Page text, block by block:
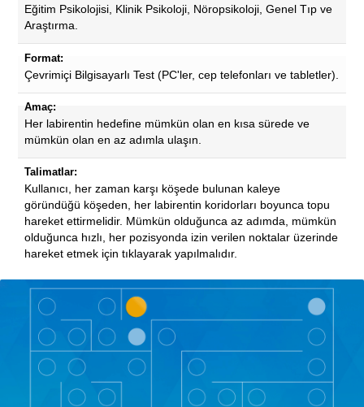
Eğitim Psikolojisi, Klinik Psikoloji, Nöropsikoloji, Genel Tıp ve
Araştırma.
Format:
Çevrimiçi Bilgisayarlı Test (PC'ler, cep telefonları ve tabletler).
Amaç:
Her labirentin hedefine mümkün olan en kısa sürede ve
mümkün olan en az adımla ulaşın.
Talimatlar:
Kullanıcı, her zaman karşı köşede bulunan kaleye
göründüğü köşeden, her labirentin koridorları boyunca topu
hareket ettirmelidir. Mümkün olduğunca az adımda, mümkün
olduğunca hızlı, her pozisyonda izin verilen noktalar üzerinde
hareket etmek için tıklayarak yapılmalıdır.